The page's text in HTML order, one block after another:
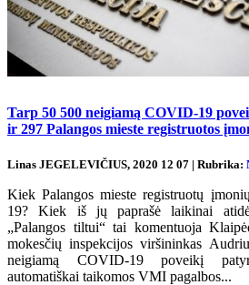
Tarp 50 500 neigiamą COVID-19
ir 297 Palangos mieste registruotos
Linas JEGELEVIČIUS, 2020 12 07 | Rubrika:
Kiek Palangos mieste registruotų
19? Kiek iš jų paprašė laikinai
„Palangos tiltui“ tai komentuoja
mokesčių inspekcijos viršininkas
neigiamą COVID-19 poveikį
automatiškai taikomos VMI pagalbos...